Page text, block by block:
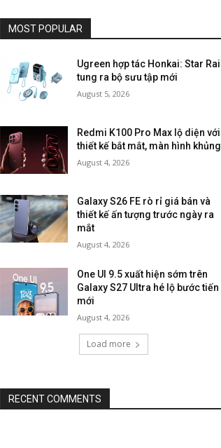
MOST POPULAR
Ugreen hợp tác Honkai: Star Rail
tung ra bộ sưu tập mới
August 5, 2026
Redmi K100 Pro Max lộ diện với
thiết kế bắt mắt, màn hình khủng
August 4, 2026
Galaxy S26 FE rò rỉ giá bán và
thiết kế ấn tượng trước ngày ra
mắt
August 4, 2026
One UI 9.5 xuất hiện sớm trên
Galaxy S27 Ultra hé lộ bước tiến
mới
August 4, 2026
Load more
RECENT COMMENTS